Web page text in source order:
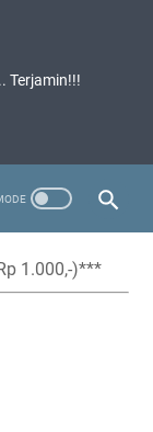
Terjamin!!!
1.000,-)***